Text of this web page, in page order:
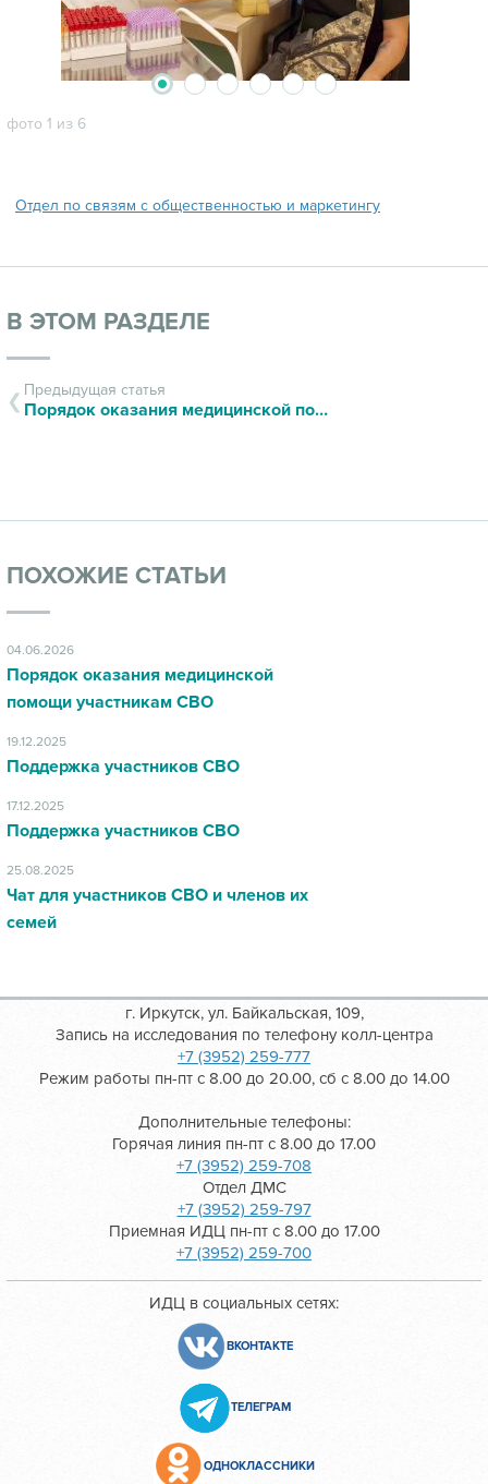
фото 1 из 6
Отдел по связям с общественностью и маркетингу
В ЭТОМ РАЗДЕЛЕ
Предыдущая статья
Порядок оказания медицинской помощи участникам СВО
ПОХОЖИЕ СТАТЬИ
04.06.2026
Порядок оказания медицинской
помощи участникам СВО
19.12.2025
Поддержка участников СВО
17.12.2025
Поддержка участников СВО
25.08.2025
Чат для участников СВО и членов их
семей
г. Иркутск, ул. Байкальская, 109,
Запись на исследования по телефону колл-центра
+7 (3952) 259-777
Режим работы пн-пт с 8.00 до 20.00, сб с 8.00 до 14.00
Дополнительные телефоны:
Горячая линия пн-пт с 8.00 до 17.00
+7 (3952) 259-708
Отдел ДМС
+7 (3952) 259-797
Приемная ИДЦ пн-пт с 8.00 до 17.00
+7 (3952) 259-700
ИДЦ в социальных сетях:
ВКОНТАКТЕ
ТЕЛЕГРАМ
ОДНОКЛАССНИКИ